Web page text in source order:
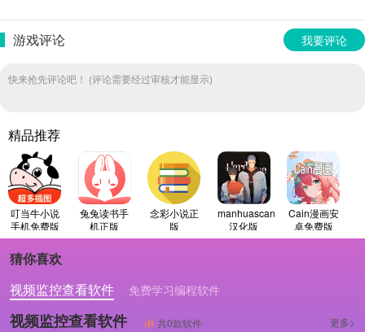
游戏评论 我要评论
快来抢先评论吧！ (评论需要经过审核才能显示)
精品推荐
叮当牛小说
手机免费版
兔兔读书手
机正版
念彩小说正
版
manhuascan
汉化版
Cain漫画安
卓免费版
猜你喜欢
视频监控查看软件
免费学习编程软件
专业做婚礼策划的软件
视频监控查看软件 共0款软件 更多>